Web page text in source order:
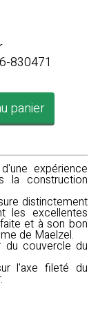
830471
panier
expérience
la construction
distinctement
les excellentes
et à son bon
de Maelzel.
du couvercle du
l'axe fileté du